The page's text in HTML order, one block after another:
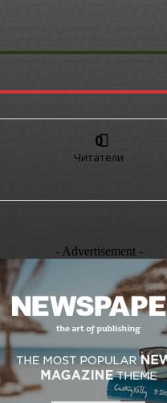
0
Читатели
- Advertisement -